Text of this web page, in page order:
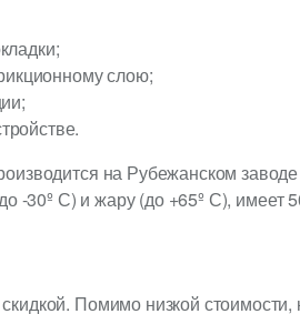
слою;
на Рубежанском заводе
30º С) и жару (до +65º С), имеет
Помимо низкой